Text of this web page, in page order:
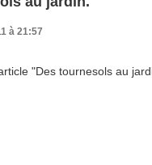
à 21:57